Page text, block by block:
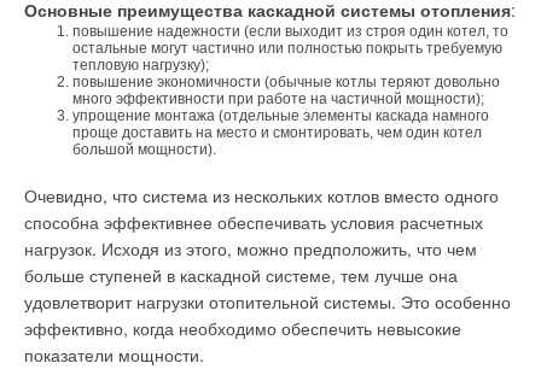
Основные преимущества каскадной системы отопления:
повышение надежности (если выходит из строя один котел, то
остальные могут частично или полностью покрыть требуемую
тепловую нагрузку);
повышение экономичности (обычные котлы теряют довольно
много эффективности при работе на частичной мощности);
упрощение монтажа (отдельные элементы каскада намного
проще доставить на место и смонтировать, чем один котел
большой мощности).
Очевидно, что система из нескольких котлов вместо одного
способна эффективнее обеспечивать условия расчетных
нагрузок. Исходя из этого, можно предположить, что чем
больше ступеней в каскадной системе, тем лучше она
удовлетворит нагрузки отопительной системы. Это особенно
эффективно, когда необходимо обеспечить невысокие
показатели мощности.
система, и еще 2000 готовятся к сдаче.
Как известно, еще несколько лет назад не существовало
нормативной базы, которая бы регламентировала
поквартирное отопление. Сильно ли это мешало
работе?
E.C: Действительно, в то время в российских ГОСТах,
СНиПах и СанПИНах был большой пробел в области
поквартирного отопления. Прежде всего, существовал
запрет на использование газовых котлов в домах выше пяти
этажей. Имелось и множество других неясностей, например,
с проектированием систем дымоудаления. Соответствующие
поправки и нормы были приняты только спустя два года
показывает опыт, срок эксплуатации магнитного клапана в
два раза больше срока эксплуатации электромоторного
привода с механической коробкой.
Независимый по давлению клапан
надежности в системах теплоснабжения, плунжер клапана
компенсирован по давлению. Это значит, что управление не
зависит от действующего перепада давления на клапане. В
результате в клапане не возникает гидравлического шума, и
клапан абсолютно точно управляет даже очень маленькой
мощностью.